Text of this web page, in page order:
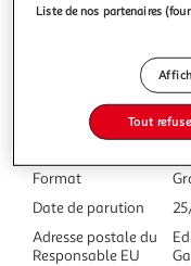
Format
Date de parution
Adresse postale du
Responsable EU
Liste de nos partenaires
Tout